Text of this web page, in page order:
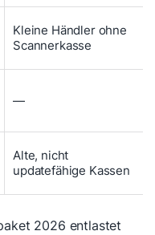
Kleine Händler ohne
Scannerkasse
—
Alte, nicht
updatefähige Kassen
2026 entlastet